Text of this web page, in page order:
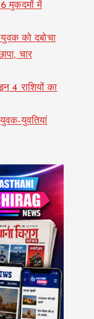
मुकदमों में
को दबोचा
चार
4 राशियों का
युवतियां